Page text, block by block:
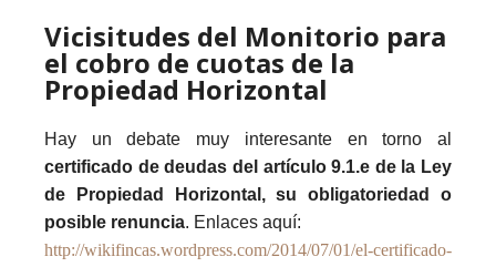
Vicisitudes del Monitorio para
el cobro de cuotas de la
Propiedad Horizontal
Hay un debate muy interesante en torno al
certificado de deudas del artículo 9.1.e de la Ley
de Propiedad Horizontal, su obligatoriedad o
posible renuncia. Enlaces aquí:
http://wikifincas.wordpress.com/2014/07/01/el-certificado-